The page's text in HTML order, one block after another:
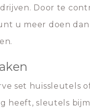
Door te
u meer doen
set huissleutels
heeft, sleutels